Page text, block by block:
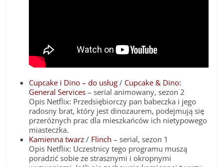
Cupcake i Dino – do usług / Cupcake & Dino:
General Services – serial animowany, sezon 2
Opis Netflix: Przedsiębiorczy pan babeczka i jego
radosny brat, który jest dinozaurem, podejmują się
przeróżnych prac dla mieszkańców ich nietypowego
miasteczka.
Kamienna twarz / Flinch – serial, sezon 1
Opis Netflix: Uczestnicy tego programu muszą
poradzić sobie ze strasznymi i okropnymi